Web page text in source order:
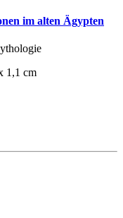
im alten Ägypten
1,1 cm